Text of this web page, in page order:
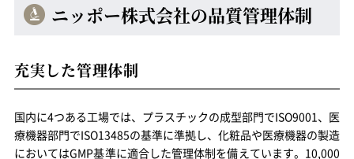
ニッポー株式会社の品質管理体制
充実した管理体制
国内に4つある工場では、プラスチックの成型部門でISO9001、医
療機器部門でISO13485の基準に準拠し、化粧品や医療機器の製造
においてはGMP基準に適合した管理体制を備えています。10,000